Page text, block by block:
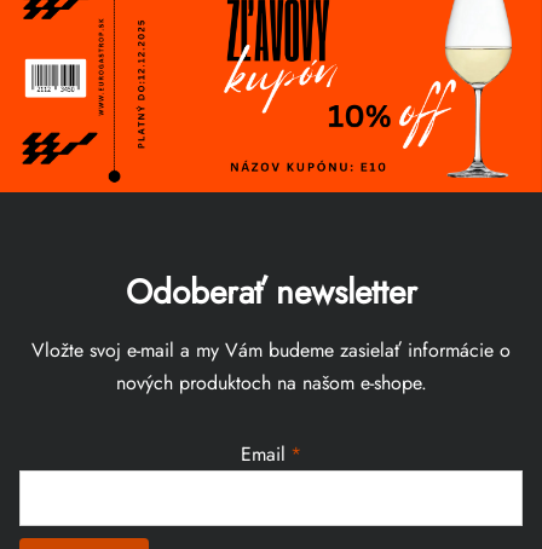
Odoberať newsletter
Vložte svoj e-mail a my Vám budeme zasielať informácie o
nových produktoch na našom e-shope.
Email